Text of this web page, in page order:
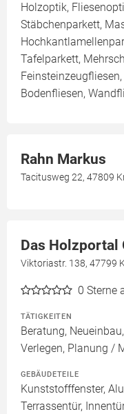
Holzoptik,
Stäbchenparkett,
Tafelparkett,
Bodenfliesen,
Rahn Markus
Tacitusweg 22, 47809
Das Holzportal
Viktoriastr. 138, 47799
0 Sterne
TÄTIGKEITEN
Beratung,
Verlegen, Planung /
GEBÄUDETEILE
Kunststofffenster,
Terrassentür,